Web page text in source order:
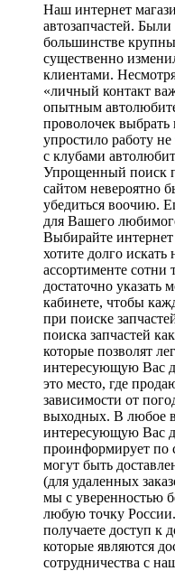
Наш интернет
автозапчастей.
большинстве
существенно
клиентами.
«личный контакт
опытным
проволочек выбрать
упростило работу
с клубами
Упрощенный поиск
сайтом невероятно
убедиться воочию.
для Вашего
Выбирайте
хотите долго
ассортименте
достаточно
кабинете, чтобы
при поиске
поиска запчастей
которые позволят
интересующую Вас
это место, где
зависимости от
выходных. В любое
интересующую Вас
проинформирует по
могут быть
(для удаленных
мы с уверенностью
любую точку
получаете доступ к
которые являются
сотрудничества с